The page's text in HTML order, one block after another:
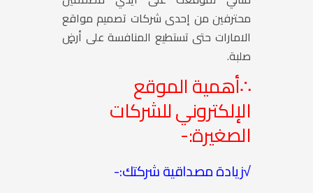
محترفين من إحدى شركات تصميم مواقع
الامارات حتى تستطيع المنافسة على أرضٍ
صلبة.
∴أهمية الموقع
الإلكتروني للشركات
الصغيرة:-
√زيادة مصداقية شركتك:-